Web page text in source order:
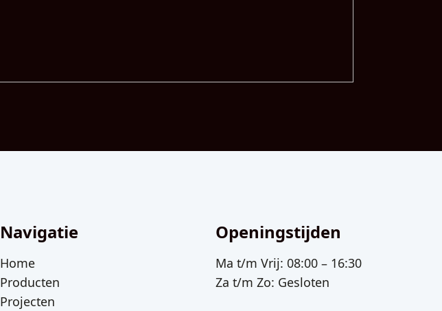
Navigatie
Home
Producten
Projecten
Openingstijden
Ma t/m Vrij: 08:00 – 16:30
Za t/m Zo: Gesloten